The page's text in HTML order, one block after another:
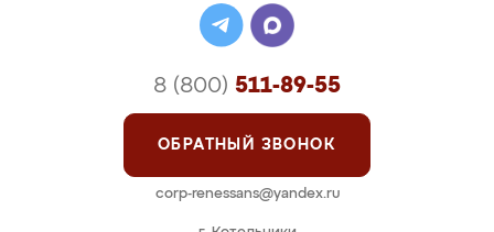
8 (800) 511-89-55
ОБРАТНЫЙ ЗВОНОК
corp-renessans@yandex.ru